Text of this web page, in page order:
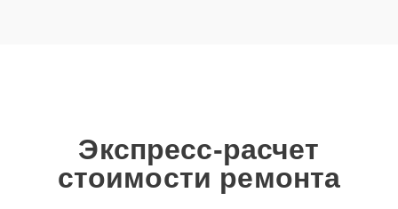
Экспресс-расчет
стоимости ремонта